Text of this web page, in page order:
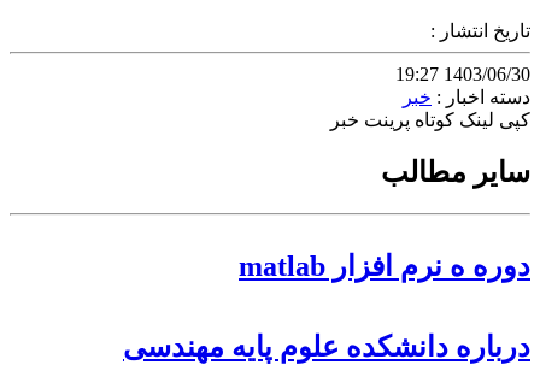
تاریخ انتشار :
1403/06/30 19:27
دسته اخبار : خبر
کپی لینک کوتاه پرینت خبر
سایر مطالب
دوره ه نرم افزار matlab
درباره دانشکده علوم پایه مهندسی